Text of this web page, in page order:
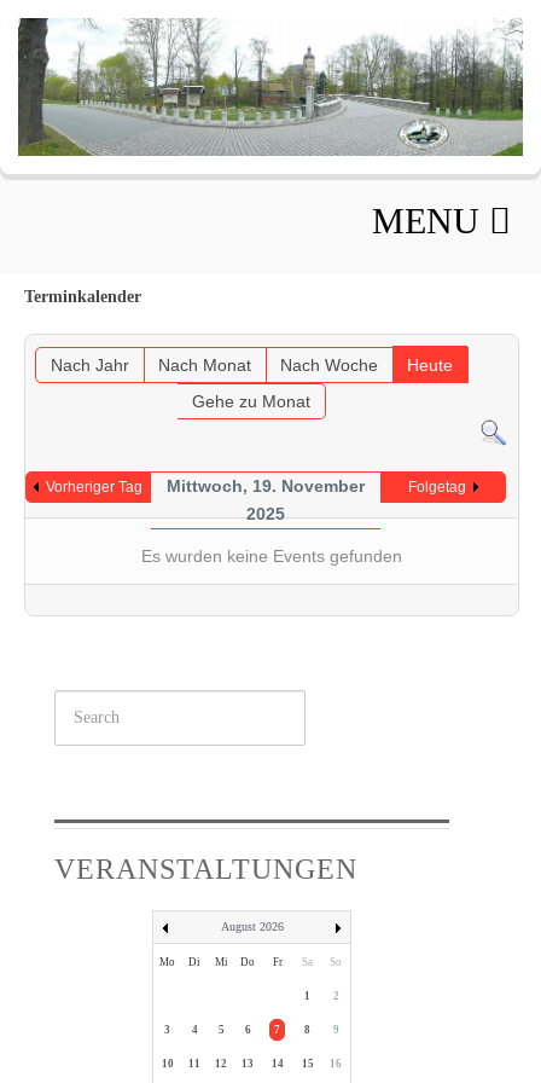
MENU
Terminkalender
Nach Jahr Nach Monat Nach Woche
Heute
Gehe zu Monat
Vorheriger Tag
Mittwoch, 19. November
2025
Folgetag
Es wurden keine Events gefunden
VERANSTALTUNGEN
August 2026
Mo Di Mi Do Fr Sa So
1 2
3 4 5 6 7 8 9
10 11 12 13 14 15 16